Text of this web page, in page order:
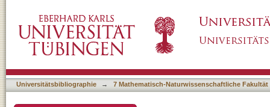
Vacuole Fusion
Universitätsbibliographie → 7 Mathematisch-Naturwissenschaftliche Fakultät